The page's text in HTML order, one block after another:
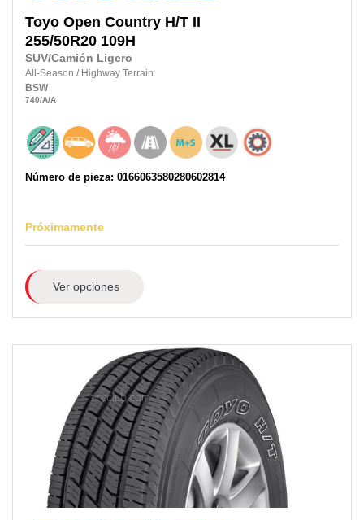
Toyo Open Country H/T II
255/50R20 109H
SUV/Camión Ligero
All-Season / Highway Terrain
BSW
740/A/A
Número de pieza: 0166063580280602814
Próximamente
Ver opciones